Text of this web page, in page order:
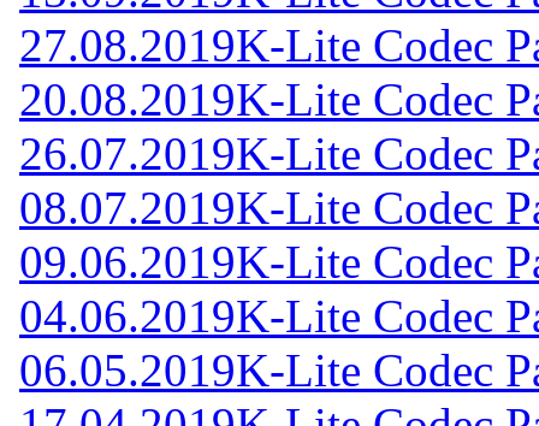
27.08.2019K-Lite Codec
20.08.2019K-Lite Codec
26.07.2019K-Lite Codec
08.07.2019K-Lite Codec
09.06.2019K-Lite Codec
04.06.2019K-Lite Codec
06.05.2019K-Lite Codec